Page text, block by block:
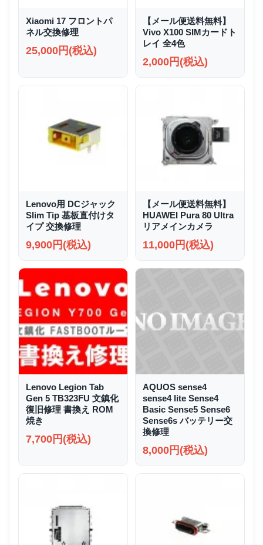
Xiaomi 17 フロントパ
ネル交換修理
25,000円(税込)
【メール便送料無料】
Vivo X100 SIMカードト
レイ 全4色
2,000円(税込)
Lenovo用 DCジャック
Slim Tip 基板直付けタ
イプ 交換修理
9,900円(税込)
【メール便送料無料】
HUAWEI Pura 80 Ultra
リアメインカメラ
11,000円(税込)
Lenovo Legion Tab
Gen 5 TB323FU 文鎮化
復旧修理 書換え ROM
焼き
7,700円(税込)
AQUOS sense4
sense4 lite Sense4
Basic Sense5 Sense6
Sense6s バッテリー交
換修理
8,000円(税込)